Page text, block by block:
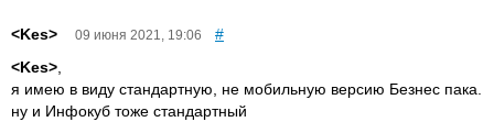
<Kes> 09 июня 2021, 19:06
#
<Kes>
я имею в виду стандартную, не мобильную версию Безнес пака.
ну и Инфокуб тоже стандартный